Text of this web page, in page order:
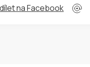
na Facebook